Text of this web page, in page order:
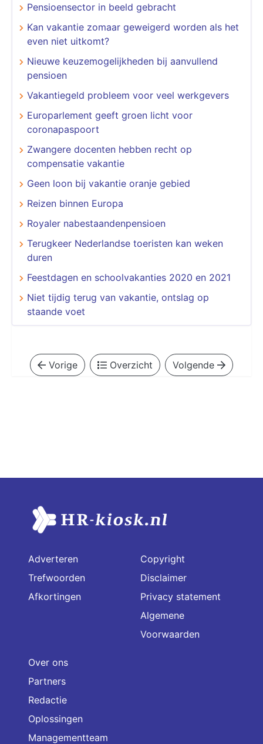
Pensioensector in beeld gebracht
Kan vakantie zomaar geweigerd worden als het
even niet uitkomt?
Nieuwe keuzemogelijkheden bij aanvullend
pensioen
Vakantiegeld probleem voor veel werkgevers
Europarlement geeft groen licht voor
coronapaspoort
Zwangere docenten hebben recht op
compensatie vakantie
Geen loon bij vakantie oranje gebied
Reizen binnen Europa
Royaler nabestaandenpensioen
Terugkeer Nederlandse toeristen kan weken
duren
Feestdagen en schoolvakanties 2020 en 2021
Niet tijdig terug van vakantie, ontslag op
staande voet
Vorige Overzicht Volgende
Adverteren
Trefwoorden
Afkortingen
Copyright
Disclaimer
Privacy statement
Algemene
Voorwaarden
Over ons
Partners
Redactie
Oplossingen
Managementteam